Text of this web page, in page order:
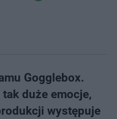
Gogglebox.
duże emocje,
występuje